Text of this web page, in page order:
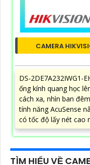
CAMERA
DS-2DE7A232IWG1-
ống kính quang học
cách xa, nhìn ban
tính năng AcuSense
có tốc độ lấy nét cao
TÌM HIỂU VỀ